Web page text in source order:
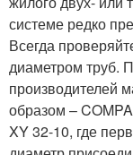
системе редко
Всегда
диаметром труб.
производителей
образом –
XY 32-10, где